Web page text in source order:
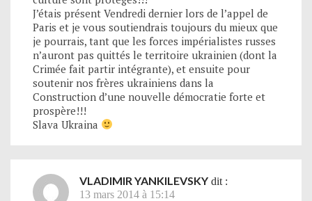
J’étais présent Vendredi dernier lors de l’appel de
Paris et je vous soutiendrais toujours du mieux que
je pourrais, tant que les forces impérialistes russes
n’auront pas quittés le territoire ukrainien (dont la
Crimée fait partir intégrante), et ensuite pour
soutenir nos frères ukrainiens dans la
Construction d’une nouvelle démocratie forte et
prospère!!!
Slava Ukraina
VLADIMIR YANKILEVSKY dit :
13 mars 2014 à 15:14